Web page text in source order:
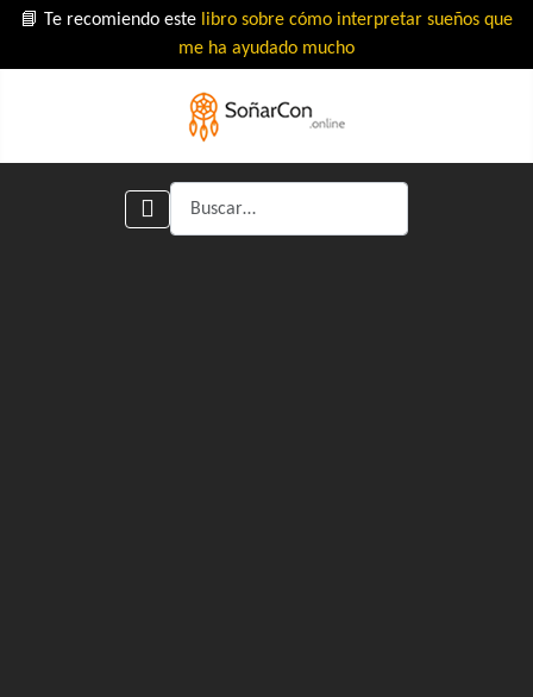
📘 Te recomiendo este libro sobre cómo interpretar sueños que
me ha ayudado mucho
Buscar